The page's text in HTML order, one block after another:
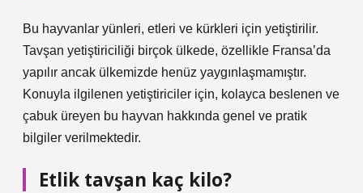
Bu hayvanlar yünleri, etleri ve kürkleri için yetiştirilir.
Tavşan yetiştiriciliği birçok ülkede, özellikle Fransa’da
yapılır ancak ülkemizde henüz yaygınlaşmamıştır.
Konuyla ilgilenen yetiştiriciler için, kolayca beslenen ve
çabuk üreyen bu hayvan hakkında genel ve pratik
bilgiler verilmektedir.
Etlik tavşan kaç kilo?